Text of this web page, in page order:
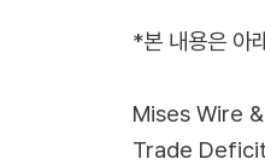
*본 내용은 아
Mises Wire
Trade